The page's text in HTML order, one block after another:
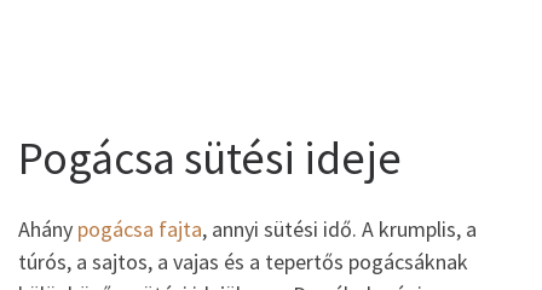
Pogácsa sütési ideje
Ahány pogácsa fajta, annyi sütési idő. A krumplis, a
túrós, a sajtos, a vajas és a tepertős pogácsáknak